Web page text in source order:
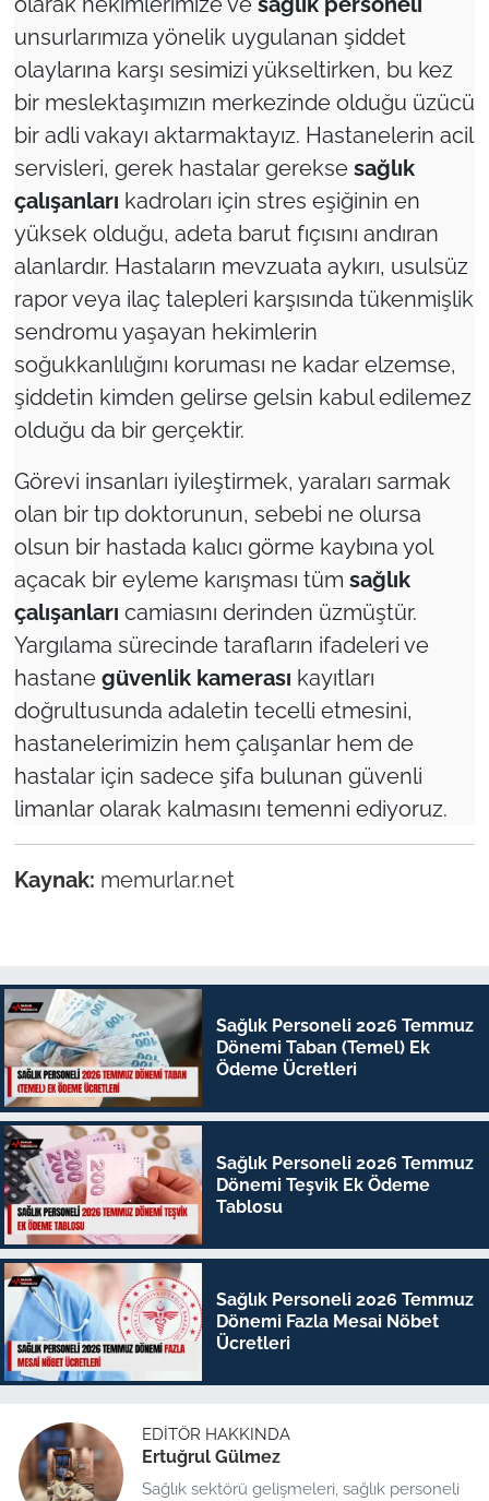
unsurlarımıza yönelik uygulanan şiddet
olaylarına karşı sesimizi yükseltirken, bu kez
bir meslektaşımızın merkezinde olduğu üzücü
bir adli vakayı aktarmaktayız. Hastanelerin acil
servisleri, gerek hastalar gerekse sağlık
çalışanları kadroları için stres eşiğinin en
yüksek olduğu, adeta barut fıçısını andıran
alanlardır. Hastaların mevzuata aykırı, usulsüz
rapor veya ilaç talepleri karşısında tükenmişlik
sendromu yaşayan hekimlerin
soğukkanlılığını koruması ne kadar elzemse,
şiddetin kimden gelirse gelsin kabul edilemez
olduğu da bir gerçektir.
Görevi insanları iyileştirmek, yaraları sarmak
olan bir tıp doktorunun, sebebi ne olursa
olsun bir hastada kalıcı görme kaybına yol
açacak bir eyleme karışması tüm sağlık
çalışanları camiasını derinden üzmüştür.
Yargılama sürecinde tarafların ifadeleri ve
hastane güvenlik kamerası kayıtları
doğrultusunda adaletin tecelli etmesini,
hastanelerimizin hem çalışanlar hem de
hastalar için sadece şifa bulunan güvenli
limanlar olarak kalmasını temenni ediyoruz.
Kaynak: memurlar.net
Sağlık Personeli 2026 Temmuz
Dönemi Taban (Temel) Ek
Ödeme Ücretleri
Sağlık Personeli 2026 Temmuz
Dönemi Teşvik Ek Ödeme
Tablosu
Sağlık Personeli 2026 Temmuz
Dönemi Fazla Mesai Nöbet
Ücretleri
EDITÖR HAKKINDA
Ertuğrul Gülmez
Sağlık sektörü gelişmeleri, sağlık personeli